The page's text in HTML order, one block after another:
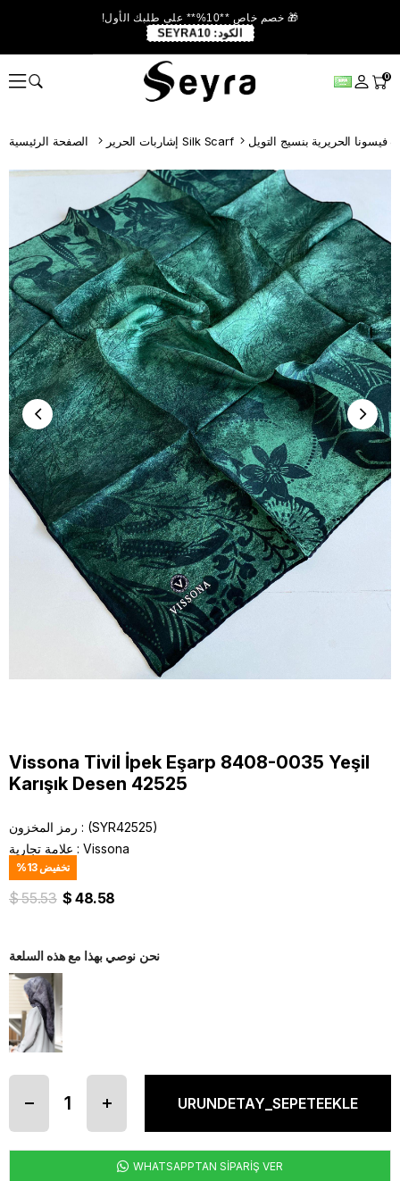
🎁 خصم خاص **10%** على طلبك الأول!
الكود: SEYRA10
0
إشاربات الحرير Silk Scarf فيسونا الحريرية بنسيج التويل
Vissona Tivil İpek Eşarp 8408-0035 Yeşil
Karışık Desen 42525
رمز المخزون
(SYR42525)
علامة تجارية : Vissona
%13تخفيض
$ 55.53 $ 48.58
نحن نوصي بهذا مع هذه السلعة
WHATSAPPTAN SİPARİŞ VER